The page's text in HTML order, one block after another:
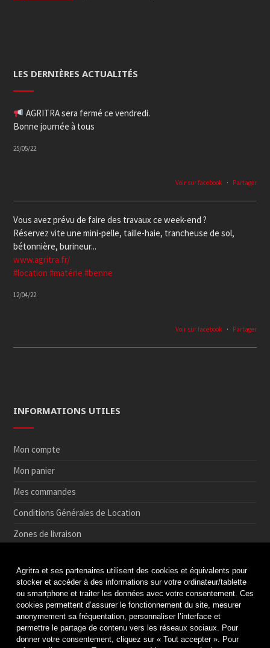
LES DERNIÈRES ACTUALITÉS
AGRITRA sera fermé ce vendredi.
Bonne journée à tous
25/05/22
Voir sur facebook · Partager
Vous avez prévu de faire des travaux ce week-end ?
Réservez vite une mini-pelle, taille-haie, trancheuse de sol,
bétonnière, burineur...
www.agritra.fr/
#location #matérie #benne
12/04/22
Voir sur facebook · Partager
INFORMATIONS UTILES
Mon compte
Mon panier
Mes commandes
Conditions Générales de Location
Zones de livraison
Paiement sécurisé
Médiation de la consommation
Protection des données
Politique de cookies
Agritra et ses partenaires utilisent des cookies et équivalents pour
stocker et accéder à des informations sur votre ordinateur/tablette
ou smartphone et traiter les données avec votre consentement. Ces
cookies permettent d’assurer le fonctionnement du site, mesurer
anonymement sa fréquentation, personnaliser l’interface et
permettre le partage de contenu vers les réseaux sociaux. Pour
donner votre consentement, cliquez sur « Tout accepter ». Pour